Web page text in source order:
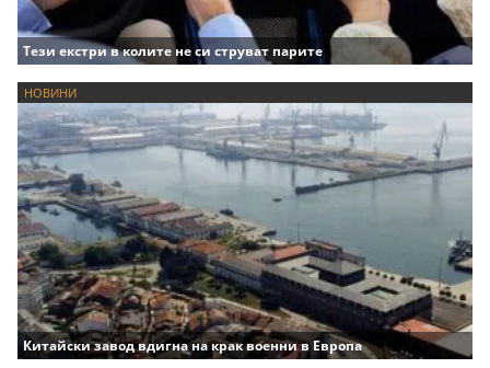
Тези екстри в колите не си струват парите
НОВИНИ
Китайски завод вдигна на крак военни в Европа